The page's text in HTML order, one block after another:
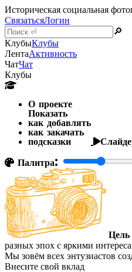
Историческая социальная
СвязатьсяЛогин
🔎
КлубыКлубы
ЛентаАктивность
ЧатЧат
Клубы
О проекте
Показать
как добавлять
как закачать
подсказки
Палитра:
Цель
разных эпох с яркими
Мы зовём всех энтузиастов
Внесите свой вклад